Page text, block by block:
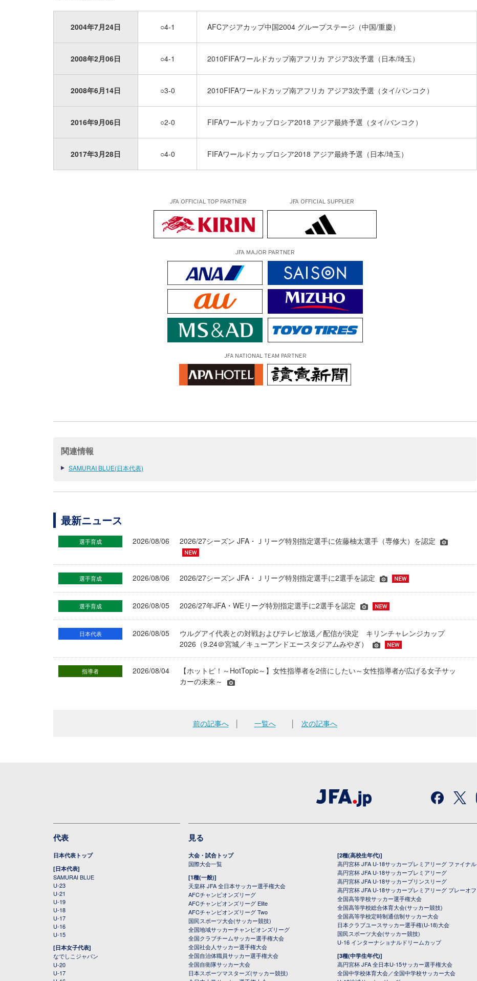
2004年7月24日 ○4-1 AFCアジアカップ中国2004 グループステージ（中国/重慶）
2008年2月06日 ○4-1 2010FIFAワールドカップ南アフリカ アジア3次予選（日本/埼玉）
2008年6月14日 ○3-0 2010FIFAワールドカップ南アフリカ アジア3次予選（タイ/バンコク）
2016年9月06日 ○2-0 FIFAワールドカップロシア2018 アジア最終予選（タイ/バンコク）
2017年3月28日 ○4-0 FIFAワールドカップロシア2018 アジア最終予選（日本/埼玉）
JFA OFFICIALTOP PARTNER JFA OFFICIAL SUPPLIER
JFA MAJOR PARTNER
JFA NATIONAL TEAM PARTNER
関連情報
SAMURAI BLUE(日本代表)
最新ニュース
選手育成 2026/08/06 2026/27シーズン JFA・Ｊリーグ特別指定選手に佐藤柚太選手（専修大）を認定
選手育成 2026/08/06 2026/27シーズン JFA・Ｊリーグ特別指定選手に2選手を認定
選手育成 2026/08/05 2026/27年JFA・WEリーグ特別指定選手に2選手を認定
日本代表 2026/08/05
ウルグアイ代表との対戦およびテレビ放送／配信が決定 キリンチャレンジカップ
2026（9.24＠宮城／キューアンドエースタジアムみやぎ）
指導者 2026/08/04
【ホットピ！～HotTopic～】女性指導者を2倍にしたい～女性指導者が広げる女子サッ
カーの未来～
前の記事へ│ 一覧へ │ 次の記事へ
代表
日本代表トップ
[日本代表]
SAMURAI BLUE
U-23
U-21
U-19
U-18
U-17
U-16
U-15
[日本女子代表]
なでしこジャパン
U-20
U-17
見る
大会・試合トップ
国際大会一覧
[1種(一般)]
天皇杯 JFA 全日本サッカー選手権大会
AFCチャンピオンズリーグ
AFCチャンピオンズリーグ Elite
AFCチャンピオンズリーグ Two
国民スポーツ大会(サッカー競技)
全国地域サッカーチャンピオンズリーグ
全国クラブチームサッカー選手権大会
全国社会人サッカー選手権大会
全国自治体職員サッカー選手権大会
全国自衛隊サッカー大会
日本スポーツマスターズ(サッカー競技)
[2種(高校生年代)]
高円宮杯 JFA U-18サッカープレミアリーグ ファイナル
高円宮杯 JFA U-18サッカープレミアリーグ
高円宮杯 JFA U-18サッカープリンスリーグ
高円宮杯 JFA U-18サッカープレミアリーグ プレーオフ
全国高等学校サッカー選手権大会
全国高等学校総合体育大会(サッカー競技)
全国高等学校定時制通信制サッカー大会
日本クラブユースサッカー選手権(U-18)大会
国民スポーツ大会(サッカー競技)
U-16 インターナショナルドリームカップ
[3種(中学生年代)]
高円宮杯 JFA 全日本U-15サッカー選手権大会
全国中学校体育大会／全国中学校サッカー大会